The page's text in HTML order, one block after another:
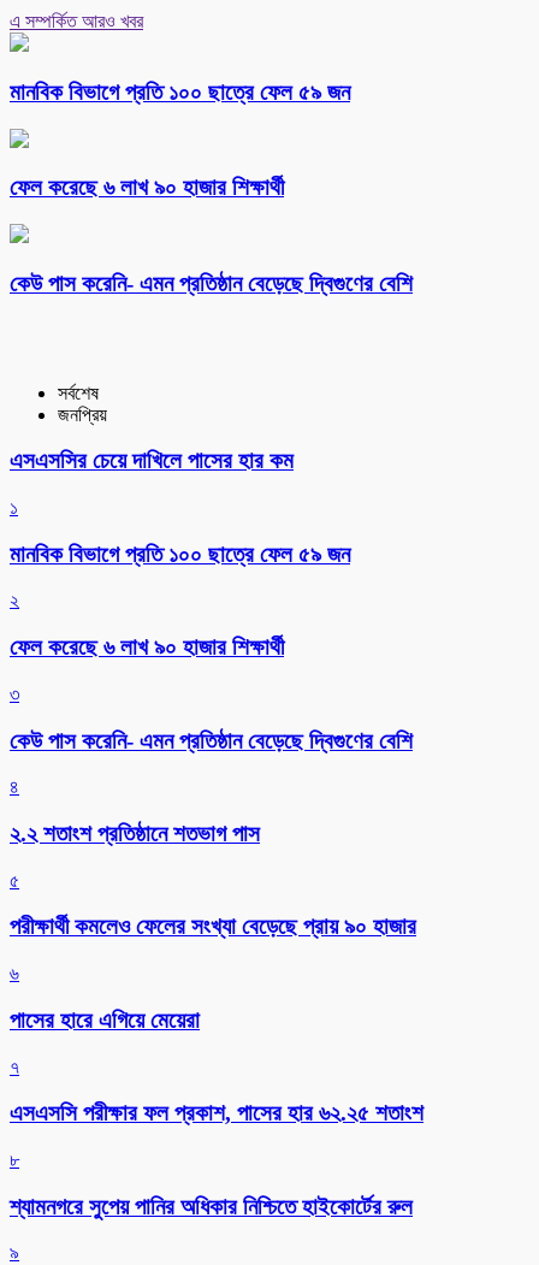
এ সম্পর্কিত আরও খবর
মানবিক বিভাগে প্রতি ১০০ ছাত্রে ফেল ৫৯ জন
ফেল করেছে ৬ লাখ ৯০ হাজার শিক্ষার্থী
কেউ পাস করেনি- এমন প্রতিষ্ঠান বেড়েছে দ্বিগুণের বেশি
সর্বশেষ
জনপ্রিয়
এসএসসির চেয়ে দাখিলে পাসের হার কম
১
মানবিক বিভাগে প্রতি ১০০ ছাত্রে ফেল ৫৯ জন
২
ফেল করেছে ৬ লাখ ৯০ হাজার শিক্ষার্থী
৩
কেউ পাস করেনি- এমন প্রতিষ্ঠান বেড়েছে দ্বিগুণের বেশি
৪
২.২ শতাংশ প্রতিষ্ঠানে শতভাগ পাস
৫
পরীক্ষার্থী কমলেও ফেলের সংখ্যা বেড়েছে প্রায় ৯০ হাজার
৬
পাসের হারে এগিয়ে মেয়েরা
৭
এসএসসি পরীক্ষার ফল প্রকাশ, পাসের হার ৬২.২৫ শতাংশ
৮
শ্যামনগরে সুপেয় পানির অধিকার নিশ্চিতে হাইকোর্টের রুল
৯